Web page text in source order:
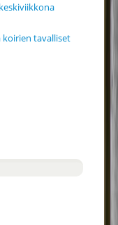
koirien tavalliset